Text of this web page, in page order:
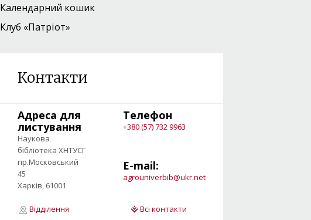
Календарний кошик
Клуб «Патріот»
Контакти
Адреса для
листування
Наукова
бібліотека ХНТУСГ
пр.Московський
45
Харків, 61001
Телефон
+380 (57) 732 9963
E-mail:
agrouniverbib@ukr.net
Відділення Всі контакти